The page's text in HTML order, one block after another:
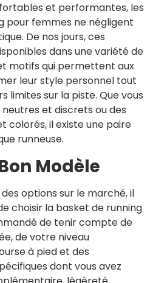
et performantes, les
pour femmes ne négligent
De nos jours, ces
dans une variété de
motifs qui permettent aux
leur style personnel tout
limites sur la piste. Que vous
et discrets ou des
colorés, il existe une paire
runneuse.
Modèle
options sur le marché, il
choisir la basket de running
de tenir compte de
de votre niveau
à pied et des
dont vous avez